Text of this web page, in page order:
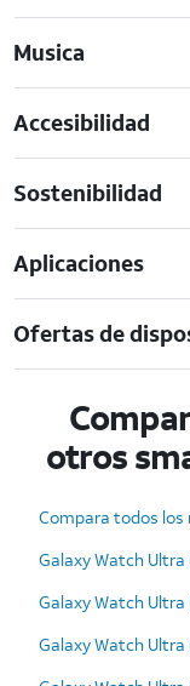
Musica
Accesibilidad
Sostenibilidad
Aplicaciones
Ofertas de
otros
Compara todos los
Galaxy Watch
Galaxy Watch Ultra
Galaxy Watch Ultra